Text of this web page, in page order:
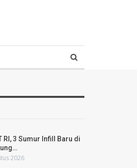
RI, 3 Sumur Infill Baru di
2026